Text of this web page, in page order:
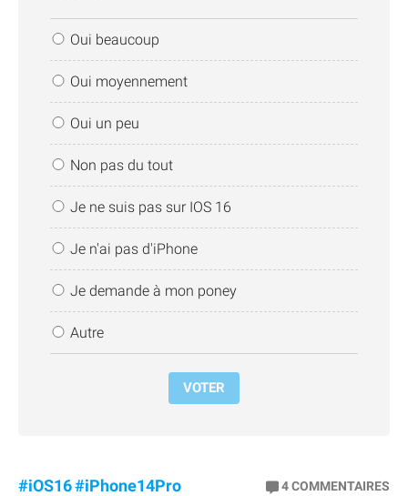
Oui beaucoup
Oui moyennement
Oui un peu
Non pas du tout
Je ne suis pas sur IOS 16
Je n'ai pas d'iPhone
Je demande à mon poney
Autre
VOTER
#iOS16#iPhone14Pro 4COMMENTAIRES